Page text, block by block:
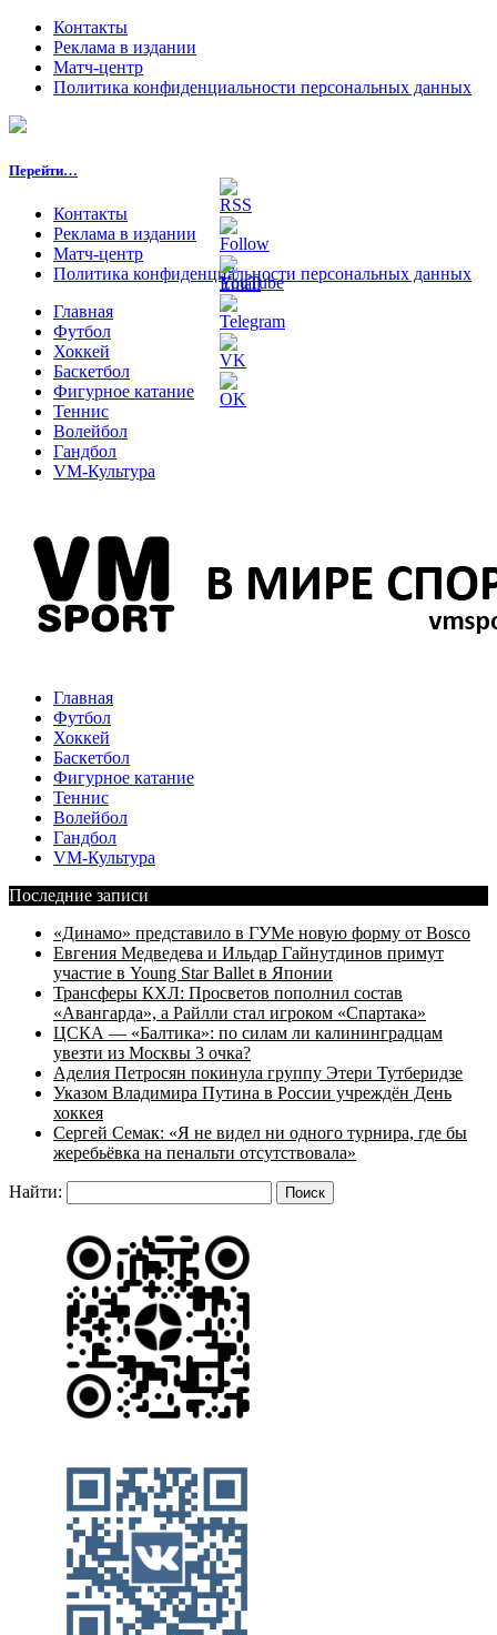
Контакты
Реклама в издании
Матч-центр
Политика конфиденциальности персональных данных
Перейти…
Контакты
Реклама в издании
Матч-центр
Политика конфиденциальности персональных данных
Главная
Футбол
Хоккей
Баскетбол
Фигурное катание
Теннис
Волейбол
Гандбол
VM-Культура
Главная
Футбол
Хоккей
Баскетбол
Фигурное катание
Теннис
Волейбол
Гандбол
VM-Культура
Последние записи
«Динамо» представило в ГУМе новую форму от Bosco
Евгения Медведева и Ильдар Гайнутдинов примут
участие в Young Star Ballet в Японии
Трансферы КХЛ: Просветов пополнил состав
«Авангарда», а Райлли стал игроком «Спартака»
ЦСКА — «Балтика»: по силам ли калининградцам
увезти из Москвы 3 очка?
Аделия Петросян покинула группу Этери Тутберидзе
Указом Владимира Путина в России учреждён День
хоккея
Сергей Семак: «Я не видел ни одного турнира, где бы
жеребьёвка на пенальти отсутствовала»
Найти: